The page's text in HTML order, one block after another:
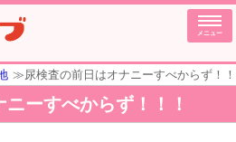
メニュー
≫尿検査の前日はオナニーすべからず！
ーすべからず！！！